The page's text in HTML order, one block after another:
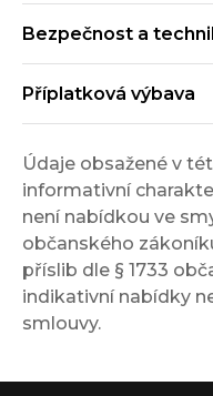
Bezpečnost a
Příplatková výbava
Údaje obsažené v
informativní
není nabídkou ve
občanského
příslib dle § 1733
indikativní nabídky
smlouvy.